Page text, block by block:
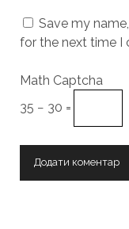
Save my
for the next time I
Math Captcha
35 − 30 =